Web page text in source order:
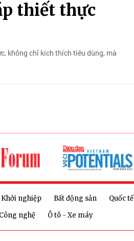
thiết thực
không chỉ kích thích tiêu dùng, mà
Khởi nghiệp Bất động sản Quốc tế
Công nghệ
Ô tô - Xe máy